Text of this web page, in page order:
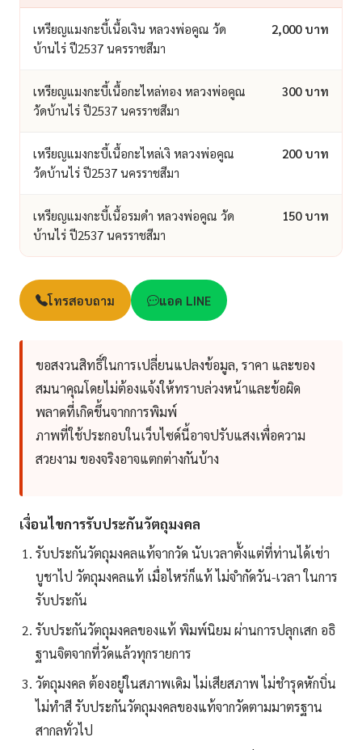
เหรียญแมงกะบี้เนื้อเงิน หลวงพ่อคูณ วัด
บ้านไร่ ปี2537 นครราชสีมา
2,000 บาท
เหรียญแมงกะบี้เนื้อกะไหล่ทอง หลวงพ่อคูณ
วัดบ้านไร่ ปี2537 นครราชสีมา
300 บาท
เหรียญแมงกะบี้เนื้อกะไหล่เงิ หลวงพ่อคูณ
วัดบ้านไร่ ปี2537 นครราชสีมา
200 บาท
เหรียญแมงกะบี้เนื้อรมดำ หลวงพ่อคูณ วัด
บ้านไร่ ปี2537 นครราชสีมา
150 บาท
โทรสอบถาม แอด LINE
ขอสงวนสิทธิ์ในการเปลี่ยนแปลงข้อมูล, ราคา และของ
สมนาคุณโดยไม่ต้องแจ้งให้ทราบล่วงหน้าและข้อผิด
พลาดที่เกิดขึ้นจากการพิมพ์
ภาพที่ใช้ประกอบในเว็บไซด์นี้อาจปรับแสงเพื่อความ
สวยงาม ของจริงอาจแตกต่างกันบ้าง
เงื่อนไขการรับประกันวัตถุมงคล
รับประกันวัตถุมงคลแท้จากวัด นับเวลาตั้งแต่ที่ท่านได้เช่า
บูชาไป วัตถุมงคลแท้ เมื่อไหร่ก็แท้ ไม่จำกัดวัน-เวลา ในการ
รับประกัน
รับประกันวัตถุมงคลของแท้ พิมพ์นิยม ผ่านการปลุกเสก อธิ
ฐานจิตจากที่วัดแล้วทุกรายการ
วัตถุมงคล ต้องอยู่ในสภาพเดิม ไม่เสียสภาพ ไม่ชำรุดหักบิ่น
ไม่ทำสี รับประกันวัตถุมงคลของแท้จากวัดตามมาตรฐาน
สากลทั่วไป